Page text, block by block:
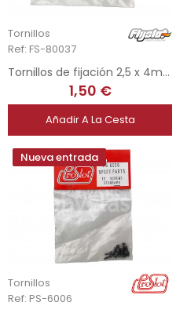
Tornillos
Ref: FS-80037
Tornillos de fijación 2,5 x 4mm
1,50 €
Añadir A La Cesta
Nueva entrada
Tornillos
Ref: PS-6006